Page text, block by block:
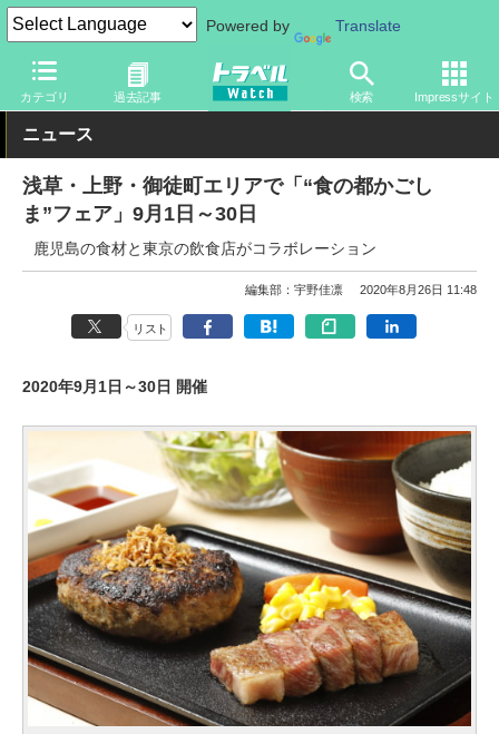
Powered by Translate
カテゴリ 過去記事 検索 Impressサイト
トラベル Watch 地域 国内旅行 九州
ニュース
浅草・上野・御徒町エリアで「“食の都かごし
ま”フェア」9月1日～30日
鹿児島の食材と東京の飲食店がコラボレーション
編集部：宇野佳凛 2020年8月26日 11:48
リスト
2020年9月1日～30日 開催